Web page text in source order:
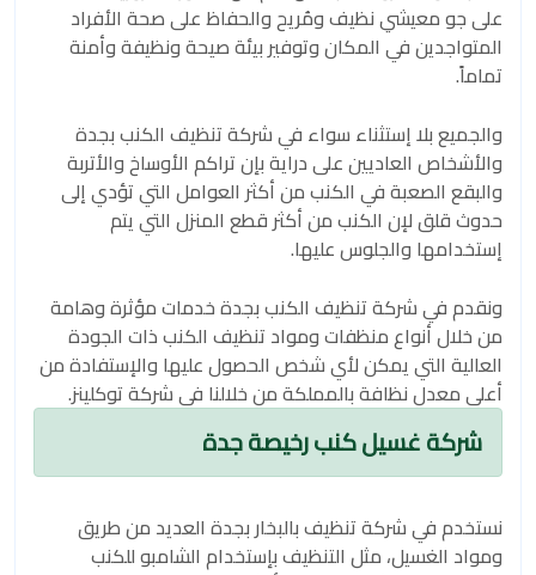
على جو معيشي نظيف ومُريح والحفاظ على صحة الأفراد
المتواجدين في المكان وتوفير بيئة صيحة ونظيفة وأمنة
تماماً.
والجميع بلا إستثناء سواء في شركة تنظيف الكنب بجدة
والأشخاص العاديين على دراية بإن تراكم الأوساخ والأتربة
والبقع الصعبة في الكنب من أكثر العوامل التي تؤدي إلى
حدوث قلق لإن الكنب من أكثر قطع المنزل التي يتم
إستخدامها والجلوس عليها.
ونقدم في شركة تنظيف الكنب بجدة خدمات مؤثرة وهامة
من خلال أنواع منظفات ومواد تنظيف الكنب ذات الجودة
العالية التي يمكن لأي شخص الحصول عليها والإستفادة من
أعلى معدل نظافة بالمملكة من خلالنا في شركة توكلينز.
شركة غسيل كنب رخيصة جدة
نستخدم في شركة تنظيف بالبخار بجدة العديد من طريق
ومواد الغسيل، مثل التنظيف بإستخدام الشامبو للكنب